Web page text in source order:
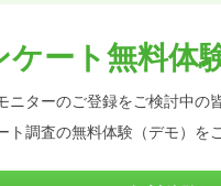
ケート無料体
ニターのご登録をご検討中の
ト調査の無料体験（デモ）を